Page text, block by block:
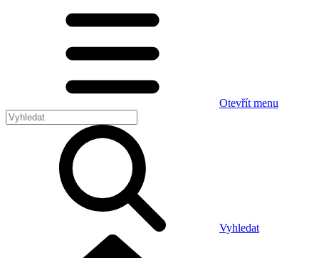
Otevřít menu
Vyhledat